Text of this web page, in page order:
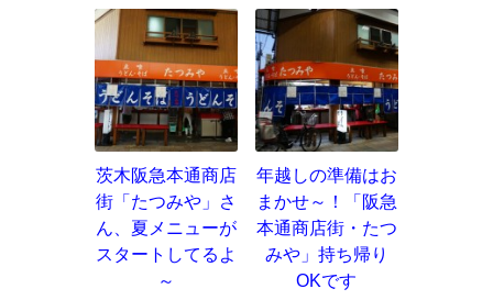
茨木阪急本通商店
街「たつみや」さ
ん、夏メニューが
スタートしてるよ
～
年越しの準備はお
まかせ～！「阪急
本通商店街・たつ
みや」持ち帰り
OKです